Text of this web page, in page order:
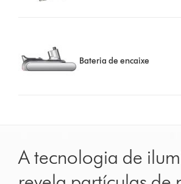
Bateria de encaixe
A tecnologia de